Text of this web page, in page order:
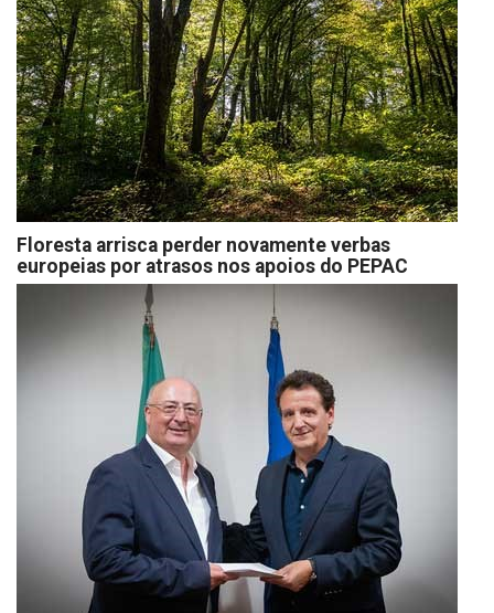
Floresta arrisca perder novamente verbas
europeias por atrasos nos apoios do PEPAC